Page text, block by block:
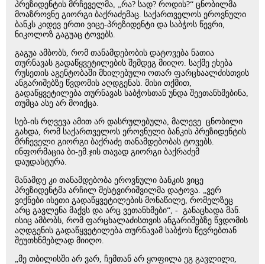
პრეზიდენტის მრჩეველმა, „რა? სად? როდის?“ ცნობილმა
მოაზროვნე გიორგი ბაქრაძემაც. საქართველოს ეროვნული
ბანკს კიდევ ერთი ვიცე-პრეზიდენტი და საბჭოს წევრი,
ნიკოლოზ გაგუაც ტოვებს.
გაგუა ამბობს, რომ თანამდებობის დატოვება ნათია
თურნავას გადაწყვეტილების შემდეგ მიიღო. საქმე ეხება
რუსეთის აგენტობაში მხილებული ოთარ ფარცხაალძისთვის
ანგარიშებზე წვდომის აღდგენას. მისი თქმით,
გადაწყვეტილება თურნავას საბჭოსთან უნდა შეეთანხმებინა,
თუმცა ასე არ მოიქცა.
სებ-ის რღვევა ამით არ დასრულებულა, მალევე ცნობილი
გახდა, რომ საქართველოს ეროვნული ბანკის პრეზიდენტის
მრჩეველი გიორგი ბაქრაძე თანამდებობას ტოვებს.
ინფორმაცია ბი-ემ.ჯის თავად გიორგი ბაქრაძემ
დაუდასტურა.
მანამდე კი თანამდებობა ეროვნული ბანკის ვიცე
პრეზიდენტმა არჩილ მესტვირიშვილმა დატოვა. „ვერ
ვიქნები ისეთი გადაწყვეტილების მონაწილე, რომელზეც
არც გავლენა მაქვს და არც ვეთანხმები“, - განაცხადა მან.
ისიც ამბობს, რომ ფარცხალაძისთვის ანგარიშებზე წვდომის
აღდგენის გადაწყვეტილება თურნავამ საბჭოს წევრებთან
შეუთხნმებლად მიიღო.
„მე თბილისში არ ვარ, ჩემთან არ ყოფილა ეგ გავლილი,